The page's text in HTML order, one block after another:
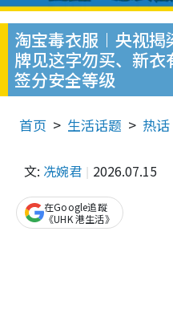
淘宝毒衣服︱央视
牌见这字勿买、新
签分安全等级
首页 生活话题 热话
文: 冼婉君 2026.07.15
在Google追蹤
《UHK 港生活》